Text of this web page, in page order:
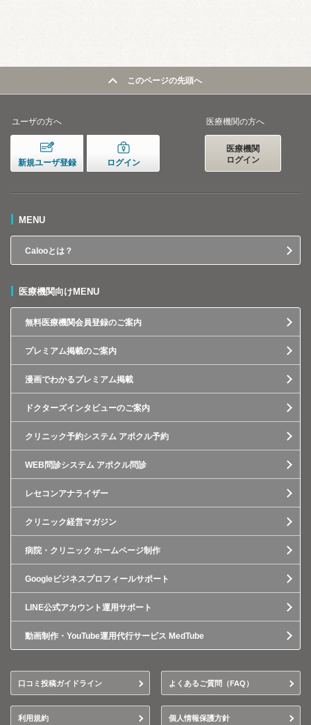
このページの先頭へ
ユーザの方へ
新規ユーザ登録 ログイン
医療機関の方へ
医療機関
ログイン
MENU
Calooとは？
医療機関向けMENU
無料医療機関会員登録のご案内
プレミアム掲載のご案内
漫画でわかるプレミアム掲載
ドクターズインタビューのご案内
クリニック予約システム アポクル予約
WEB問診システム アポクル問診
レセコンアナライザー
クリニック経営マガジン
病院・クリニック ホームページ制作
Googleビジネスプロフィールサポート
LINE公式アカウント運用サポート
動画制作・YouTube運用代行サービス MedTube
口コミ投稿ガイドライン よくあるご質問（FAQ）
利用規約 個人情報保護方針